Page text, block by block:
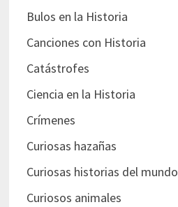
Bulos en la Historia
Canciones con Historia
Catástrofes
Ciencia en la Historia
Crímenes
Curiosas hazañas
Curiosas historias del mundo
Curiosos animales